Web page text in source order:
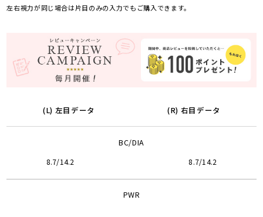
左右視力が同じ場合は片目のみの入力でもご購入できます。
(L) 左目データ (R) 右目データ
BC/DIA
8.7/14.2 8.7/14.2
PWR